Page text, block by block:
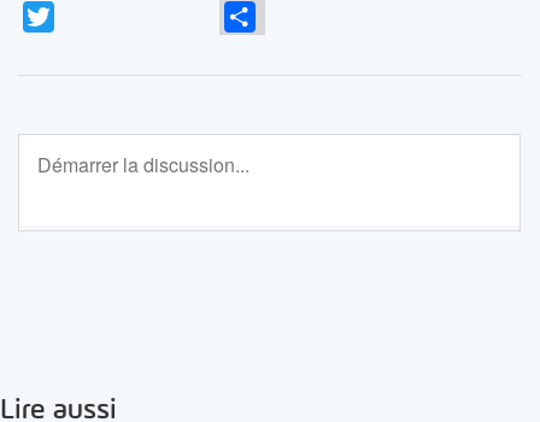
Lire aussi